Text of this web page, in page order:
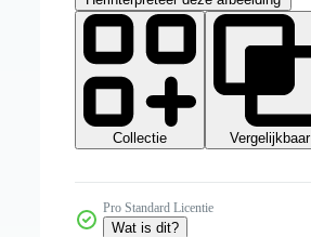
Collectie
Vergelijkbaar
Pro Standard Licentie
Wat is dit?